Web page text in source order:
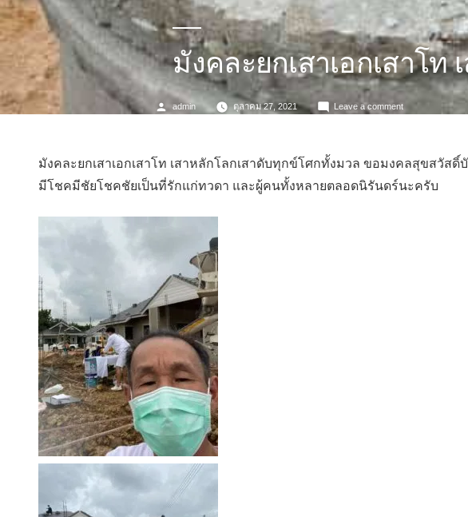
มังคละยกเสาเอกเสาโ
Posted
admin ตุลาคม 27, 2021 Leave a commenton
เสา
โท
มังคละยกเสาเอกเสาโท เสาหลักโลกเสาดับทุกข์โศกทั้งมวล ขอมงคลสุขสวั
มีโชคมีชัยโชคชัยเป็นที่รักแก่ทวดา และผู้คนทั้งหลายตลอดนิรันดร์นะครับ